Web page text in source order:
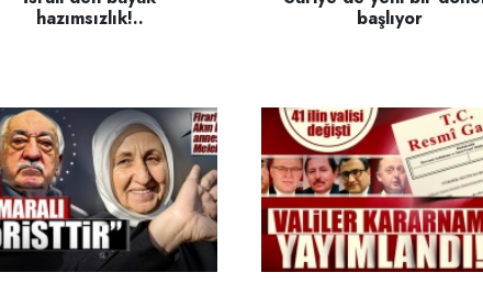
hazımsızlık!..
başlıyor